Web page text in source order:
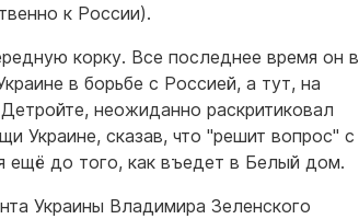
к России).
корку. Все последнее время он в
в борьбе с Россией, а тут, на
неожиданно раскритиковал
Украине, сказав, что "решит вопрос" с
ещё до того, как въедет в Белый дом.
Украины Владимира Зеленского